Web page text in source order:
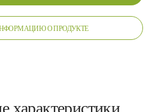
О ПРОДУКТЕ
характеристики